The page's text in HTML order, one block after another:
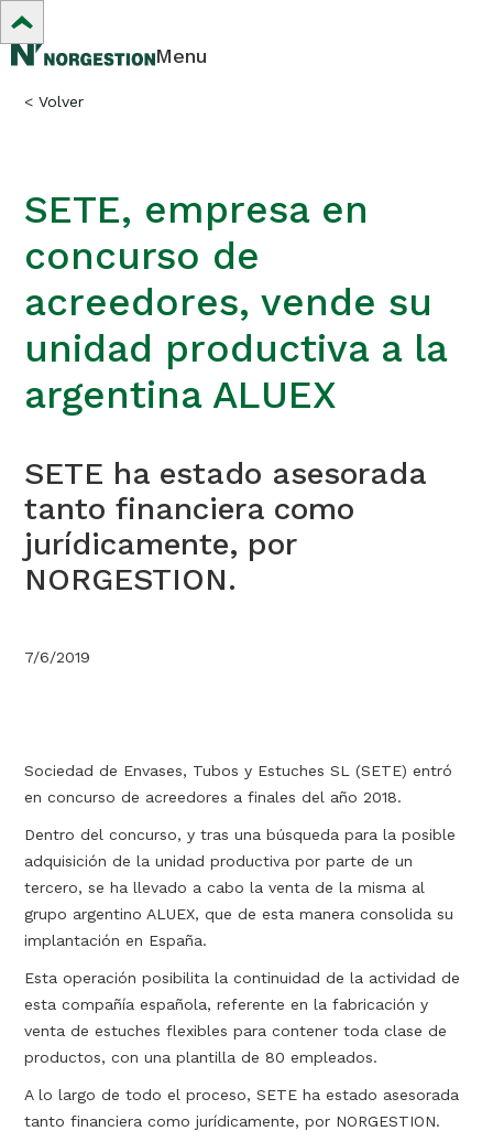
Menu
< Volver
SETE, empresa en
concurso de
acreedores, vende su
unidad productiva a la
argentina ALUEX
SETE ha estado asesorada
tanto financiera como
jurídicamente, por
NORGESTION.
7/6/2019
Sociedad de Envases, Tubos y Estuches SL (SETE) entró
en concurso de acreedores a finales del año 2018.
Dentro del concurso, y tras una búsqueda para la posible
adquisición de la unidad productiva por parte de un
tercero, se ha llevado a cabo la venta de la misma al
grupo argentino ALUEX, que de esta manera consolida su
implantación en España.
Esta operación posibilita la continuidad de la actividad de
esta compañía española, referente en la fabricación y
venta de estuches flexibles para contener toda clase de
productos, con una plantilla de 80 empleados.
A lo largo de todo el proceso, SETE ha estado asesorada
tanto financiera como jurídicamente, por NORGESTION.